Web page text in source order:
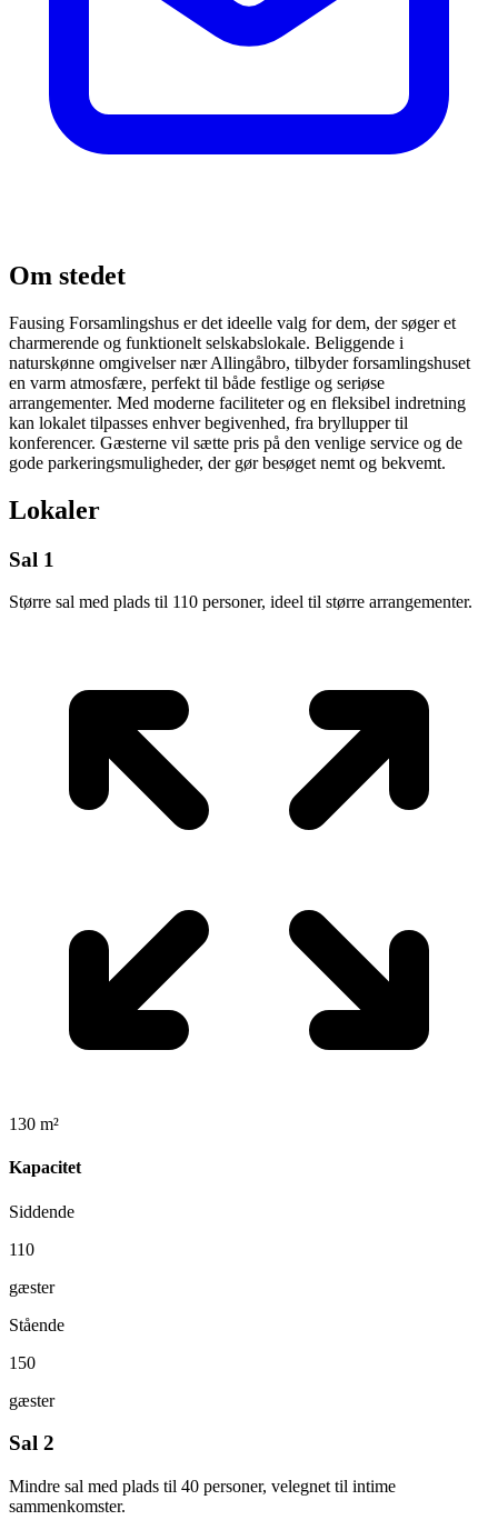
Om stedet
Fausing Forsamlingshus er det ideelle valg for dem, der søger et
charmerende og funktionelt selskabslokale. Beliggende i
naturskønne omgivelser nær Allingåbro, tilbyder forsamlingshuset
en varm atmosfære, perfekt til både festlige og seriøse
arrangementer. Med moderne faciliteter og en fleksibel indretning
kan lokalet tilpasses enhver begivenhed, fra bryllupper til
konferencer. Gæsterne vil sætte pris på den venlige service og de
gode parkeringsmuligheder, der gør besøget nemt og bekvemt.
Lokaler
Sal 1
Større sal med plads til 110 personer, ideel til større arrangementer.
130 m²
Kapacitet
Siddende
110
gæster
Stående
150
gæster
Sal 2
Mindre sal med plads til 40 personer, velegnet til intime
sammenkomster.